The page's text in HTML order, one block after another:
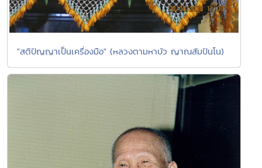
"สติปัญญาเป็นเครื่องมือ" (หลวงตามหาบัว ญาณสัมปันโน)